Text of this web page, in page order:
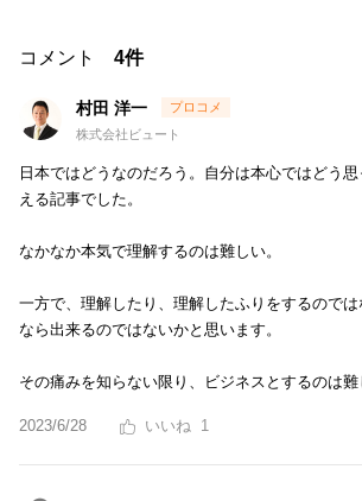
コメント 4件
村田 洋一
株式会社ビュート
日本ではどうなのだろう。自分は本心ではどう
える記事でした。
なかなか本気で理解するのは難しい。
一方で、理解したり、理解したふりをするので
なら出来るのではないかと思います。
その痛みを知らない限り、ビジネスとするのは難
2023/6/28 1